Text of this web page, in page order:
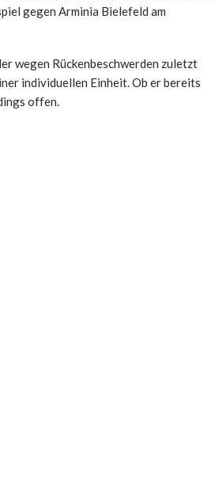
gegen Arminia Bielefeld am
wegen Rückenbeschwerden zuletzt
individuellen Einheit. Ob er bereits
offen.